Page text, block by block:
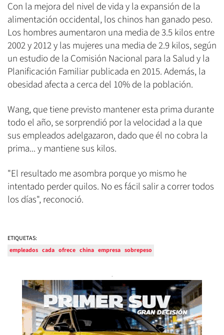
Con la mejora del nivel de vida y la expansión de la
alimentación occidental, los chinos han ganado peso.
Los hombres aumentaron una media de 3.5 kilos entre
2002 y 2012 y las mujeres una media de 2.9 kilos, según
un estudio de la Comisión Nacional para la Salud y la
Planificación Familiar publicada en 2015. Además, la
obesidad afecta a cerca del 10% de la población.
Wang, que tiene previsto mantener esta prima durante
todo el año, se sorprendió por la velocidad a la que
sus empleados adelgazaron, dado que él no cobra la
prima... y mantiene sus kilos.
"El resultado me asombra porque yo mismo he
intentado perder quilos. No es fácil salir a correr todos
los días", reconoció.
ETIQUETAS:
empleados cada ofrece china empresa sobrepeso